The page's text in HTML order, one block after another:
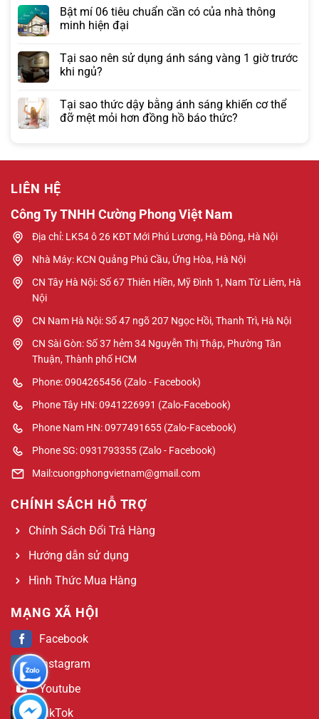
Bật mí 06 tiêu chuẩn cần có của nhà thông
minh hiện đại
Tại sao nên sử dụng ánh sáng vàng 1 giờ trước
khi ngủ?
Tại sao thức dậy bằng ánh sáng khiến cơ thể
đỡ mệt mỏi hơn đồng hồ báo thức?
LIÊN HỆ
Công Ty TNHH Cường Phong Việt Nam
Địa chỉ: LK54 ô 26 KĐT Mới Phú Lương, Hà Đông, Hà Nội
Nhà Máy: KCN Quảng Phú Cầu, Ứng Hòa, Hà Nội
CN Tây Hà Nội: Số 67 Thiên Hiền, Mỹ Đình 1, Nam Từ Liêm, Hà
Nội
CN Nam Hà Nội: Số 47 ngõ 207 Ngọc Hồi, Thanh Trì, Hà Nội
CN Sài Gòn: Số 37 hẻm 34 Nguyễn Thị Thập, Phường Tân
Thuận, Thành phố HCM
Phone: 0904265456 (Zalo - Facebook)
Phone Tây HN: 0941226991 (Zalo-Facebook)
Phone Nam HN: 0977491655 (Zalo-Facebook)
Phone SG: 0931793355 (Zalo - Facebook)
Mail:cuongphongvietnam@gmail.com
CHÍNH SÁCH HỖ TRỢ
Chính Sách Đổi Trả Hàng
Hướng dẫn sử dụng
Hình Thức Mua Hàng
MẠNG XÃ HỘI
Facebook
Instagram
Youtube
TikTok